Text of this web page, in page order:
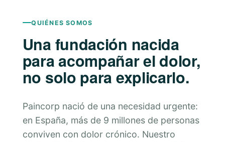
QUIÉNES SOMOS
Una fundación nacida
para acompañar el dolor,
no solo para explicarlo.
Paincorp nació de una necesidad urgente:
en España, más de 9 millones de personas
conviven con dolor crónico. Nuestro